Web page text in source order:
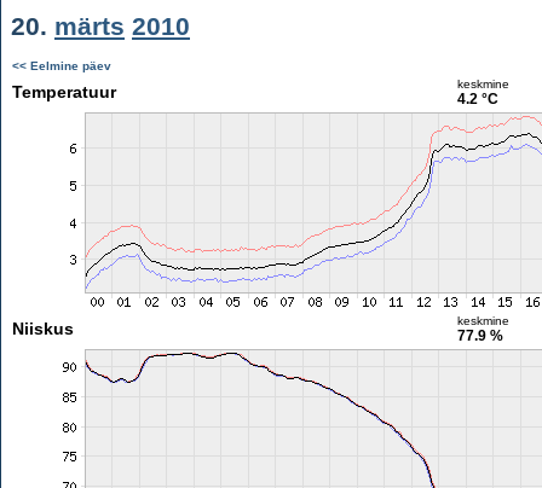
20. märts 2010
<< Eelmine päev
Temperatuur keskmine
4.2 °C
Niiskus keskmine
77.9 %